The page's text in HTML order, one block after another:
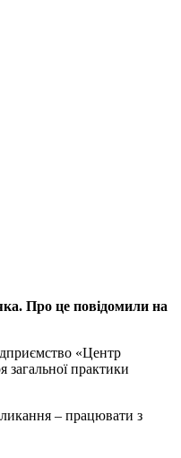
Про це повідомили на
«Центр
практики
– працювати з